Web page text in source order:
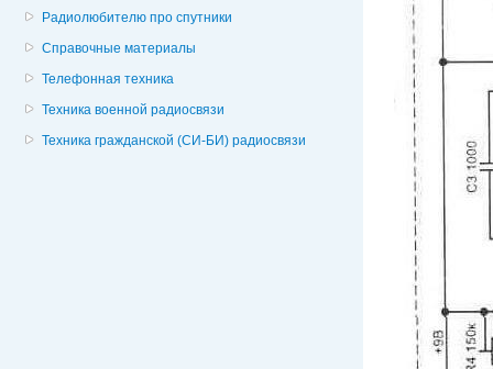
Радиолюбителю про спутники
Справочные материалы
Телефонная техника
Техника военной радиосвязи
Техника гражданской (СИ-БИ) радиосвязи